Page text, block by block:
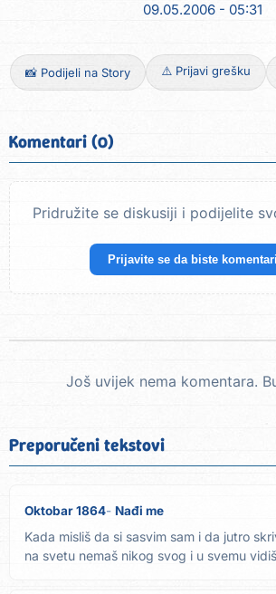
09.05.2006 - 05:31
📸 Podijeli na Story ⚠️ Prijavi grešku
Komentari (0)
Pridružite se diskusiji i podijelite
Prijavite se da biste
Još uvijek nema komentara.
Preporučeni tekstovi
Oktobar 1864 Nađi me
Kada misliš da si sasvim sam i da jutro
na svetu nemaš nikog svog i u svemu